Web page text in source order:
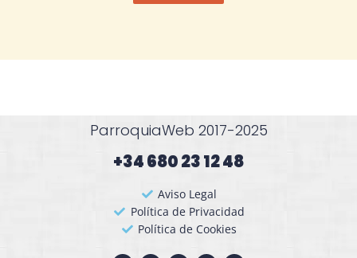
ParroquiaWeb 2017-2025
+34 680 23 12 48​
Aviso Legal
Política de Privacidad
Política de Cookies